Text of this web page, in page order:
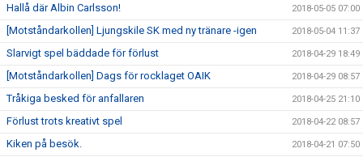
Hallå där Albin Carlsson! 2018-05-05 07:00
[Motståndarkollen] Ljungskile SK med ny tränare -igen 2018-05-04 11:37
Slarvigt spel bäddade för förlust 2018-04-29 18:49
[Motståndarkollen] Dags för rocklaget OAIK 2018-04-29 08:57
Tråkiga besked för anfallaren 2018-04-25 21:10
Förlust trots kreativt spel 2018-04-22 08:57
Kiken på besök. 2018-04-21 07:50